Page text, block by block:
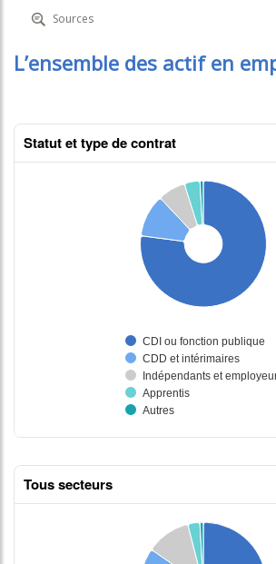
Sources
L’ensemble des actif en
Statut et type de contrat
Tous secteurs